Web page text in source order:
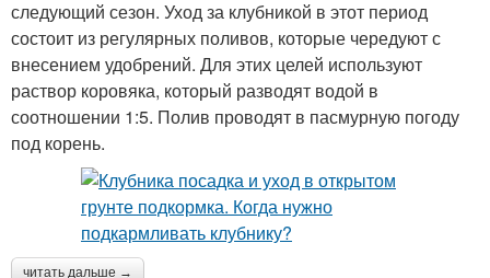
следующий сезон. Уход за клубникой в этот период
состоит из регулярных поливов, которые чередуют с
внесением удобрений. Для этих целей используют
раствор коровяка, который разводят водой в
соотношении 1:5. Полив проводят в пасмурную погоду
под корень.
читать дальше →